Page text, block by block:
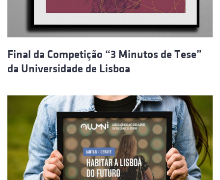
Final da Competição “3 Minutos de Tese”
da Universidade de Lisboa